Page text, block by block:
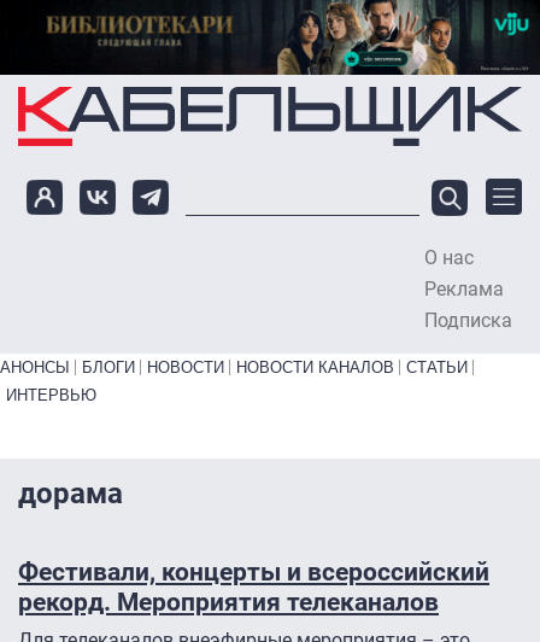
Перейти к основному содержанию
О нас
Реклама
Подписка
Primary links bottom
АНОНСЫ БЛОГИ НОВОСТИ НОВОСТИ КАНАЛОВ
СТАТЬИ
ИНТЕРВЬЮ
дорама
Фестивали, концерты и всероссийский
рекорд. Мероприятия телеканалов